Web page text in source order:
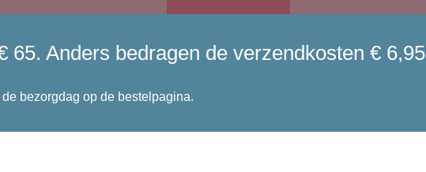
Anders bedragen de verzendkosten € 6,95
bezorgdag op de bestelpagina.